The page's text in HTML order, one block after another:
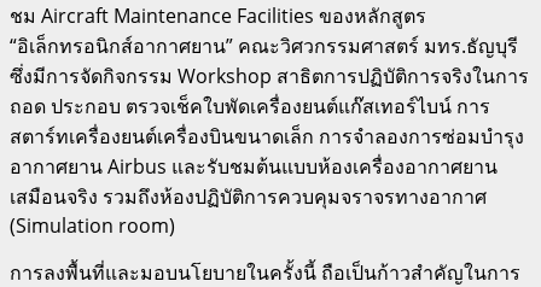
ชม Aircraft Maintenance Facilities ของหลักสูตร
“อิเล็กทรอนิกส์อากาศยาน” คณะวิศวกรรมศาสตร์ มทร.ธัญบุรี
ซึ่งมีการจัดกิจกรรม Workshop สาธิตการปฏิบัติการจริงในการ
ถอด ประกอบ ตรวจเช็คใบพัดเครื่องยนต์แก๊สเทอร์ไบน์ การ
สตาร์ทเครื่องยนต์เครื่องบินขนาดเล็ก การจำลองการซ่อมบำรุง
อากาศยาน Airbus และรับชมต้นแบบห้องเครื่องอากาศยาน
เสมือนจริง รวมถึงห้องปฏิบัติการควบคุมจราจรทางอากาศ
(Simulation room)
การลงพื้นที่และมอบนโยบายในครั้งนี้ ถือเป็นก้าวสำคัญในการ